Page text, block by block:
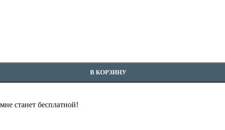
В КОРЗИНУ
станет бесплатной!